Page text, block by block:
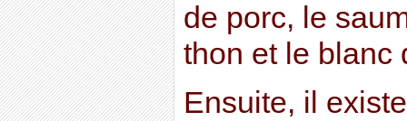
de porc, le
thon et le blanc
Ensuite, il